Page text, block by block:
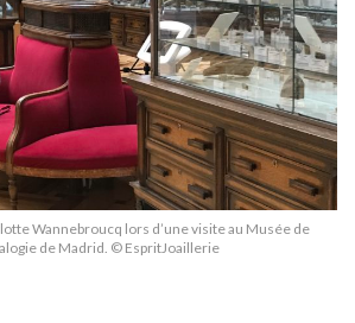
Wannebroucq lors d’une visite au Musée de
de Madrid. © EspritJoaillerie